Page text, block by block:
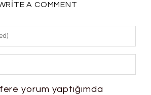
A COMMENT
yorum yaptığımda